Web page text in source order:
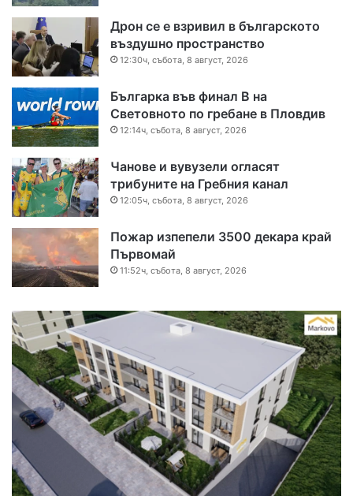
Дрон се е взривил в българското
въздушно пространство
12:30ч, събота, 8 август, 2026
Българка във финал B на
Световното по гребане в Пловдив
12:14ч, събота, 8 август, 2026
Чанове и вувузели огласят
трибуните на Гребния канал
12:05ч, събота, 8 август, 2026
Пожар изпепели 3500 декара край
Първомай
11:52ч, събота, 8 август, 2026